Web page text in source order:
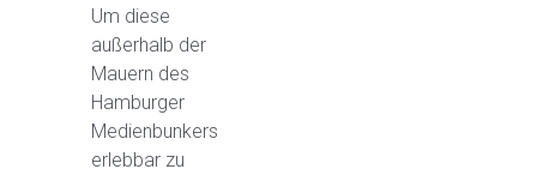
Um diese
außerhalb der
Mauern des
Hamburger
Medienbunkers
erlebbar zu